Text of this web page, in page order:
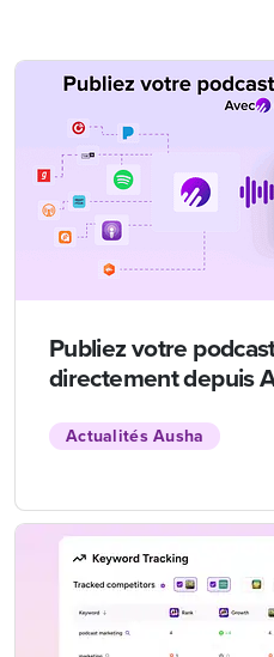
Publiez votre
directement depuis
Actualités Ausha